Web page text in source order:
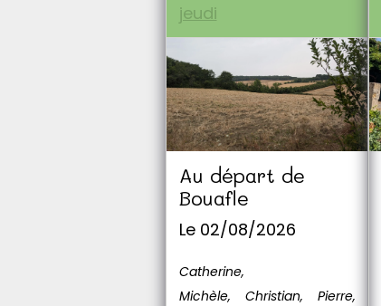
jeudi
Au départ de
Bouafle
Le 02/08/2026
Catherine,
Michèle, Christian, Pierre,